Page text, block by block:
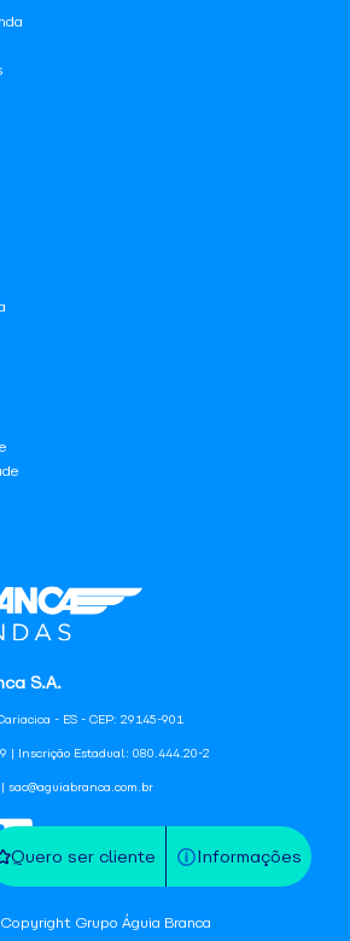
Quero ser cliente Informações
S.A.
- ES - CEP: 29145-901
| Inscrição Estadual: 080.444.20-2
sac@aguiabranca.com.br
Grupo Águia Branca